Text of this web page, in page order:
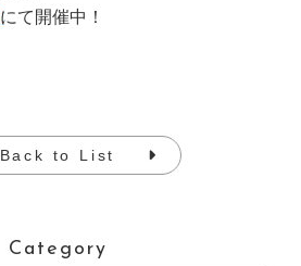
にて開催中！
Back to List
Category